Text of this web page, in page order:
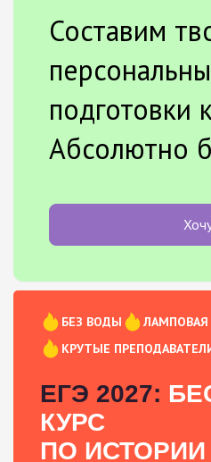
Составим
подготовки
Абсолютно
БЕЗ ВОДЫ
КРУТЫЕ
ЕГЭ 2027:
КУРС
ПО ИСТОРИИ